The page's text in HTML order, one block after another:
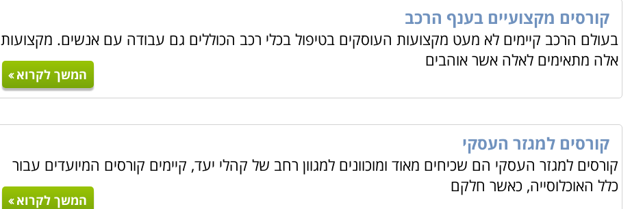
קורסים מקצועיים בענף הרכב
בעולם הרכב קיימים לא מעט מקצועות העוסקים בטיפול בכלי רכב הכוללים גם עבודה עם אנשים. מקצועות
אלה מתאימים לאלה אשר אוהבים
המשך לקרוא
קורסים למגזר העסקי
קורסים למגזר העסקי הם שכיחים מאוד ומוכוונים למגוון רחב של קהלי יעד, קיימים קורסים המיועדים עבור
כלל האוכלוסייה, כאשר חלקם
המשך לקרוא